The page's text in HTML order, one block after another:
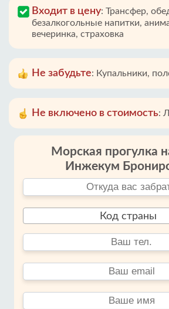
Входит в цену: Трансфер,
безалкогольные напитки,
вечеринка, страховка
Не забудьте: Купальники,
Не включено в стоимость:
Морская прогулка
Инжекум
Код страны